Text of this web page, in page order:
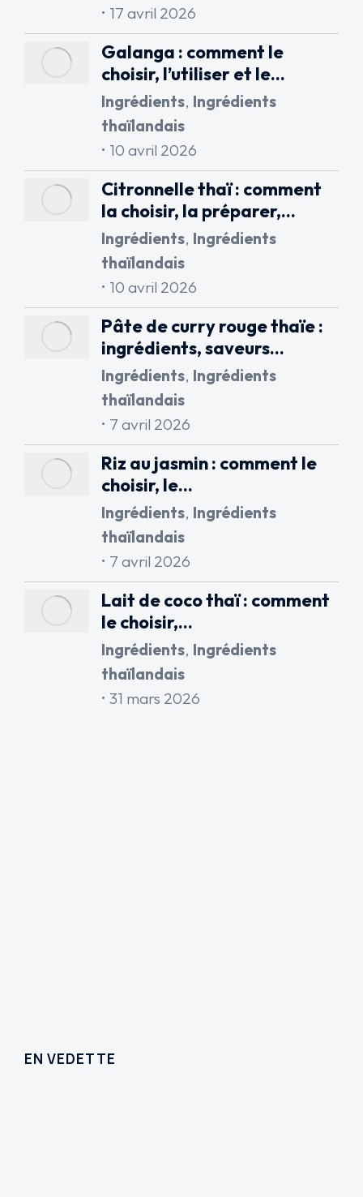
17 avril 2026
Galanga : comment le
choisir, l’utiliser et le…
Ingrédients, Ingrédients
thaïlandais
10 avril 2026
Citronnelle thaï : comment
la choisir, la préparer,…
Ingrédients, Ingrédients
thaïlandais
10 avril 2026
Pâte de curry rouge thaïe :
ingrédients, saveurs…
Ingrédients, Ingrédients
thaïlandais
7 avril 2026
Riz au jasmin : comment le
choisir, le…
Ingrédients, Ingrédients
thaïlandais
7 avril 2026
Lait de coco thaï : comment
le choisir,…
Ingrédients, Ingrédients
thaïlandais
31 mars 2026
EN VEDETTE